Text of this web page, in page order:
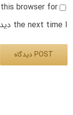
browser for
the next time I دیدگاه.